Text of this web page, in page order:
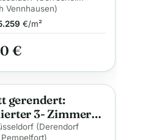
geringen
Vennhausen)
€/m²
€
gerendert:
3- Zimmer-
(A+) mit Balkon
(Derendorf